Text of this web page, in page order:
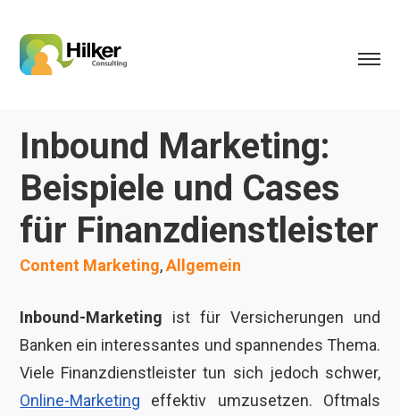
Inbound Marketing:
Beispiele und Cases
für Finanzdienstleister
Content Marketing,Allgemein
Inbound-Marketing
ist für Versicherungen und
Banken ein interessantes und spannendes Thema.
Viele Finanzdienstleister tun sich jedoch schwer,
Online-Marketing
effektiv umzusetzen. Oftmals